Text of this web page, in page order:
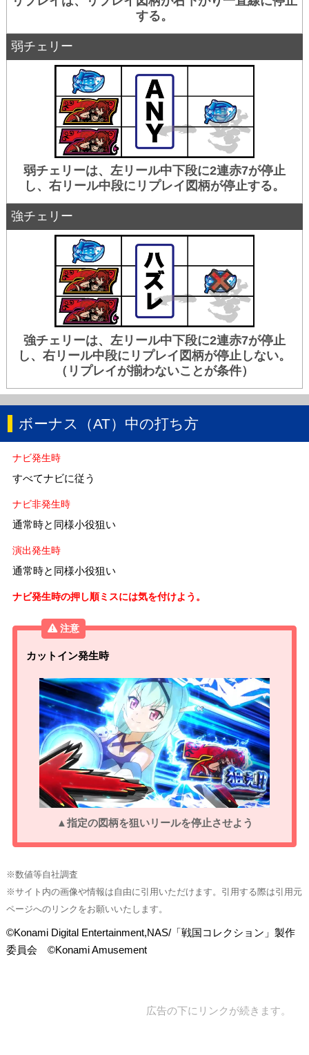
する。
弱チェリー
弱チェリーは、左リール中下段に2連赤7が停止
し、右リール中段にリプレイ図柄が停止する。
強チェリー
強チェリーは、左リール中下段に2連赤7が停止
し、右リール中段にリプレイ図柄が停止しない。
（リプレイが揃わないことが条件）
ボーナス（AT）中の打ち方
ナビ発生時
すべてナビに従う
ナビ非発生時
通常時と同様小役狙い
演出発生時
通常時と同様小役狙い
ナビ発生時の押し順ミスには気を付けよう。
カットイン発生時
▲指定の図柄を狙いリールを停止させよう
※数値等自社調査
※サイト内の画像や情報は自由に引用いただけます。引用する際は引用元
ページへのリンクをお願いいたします。
©Konami Digital Entertainment,NAS/「戦国コレクション」製作
委員会 ©Konami Amusement
広告の下にリンクが続きます。